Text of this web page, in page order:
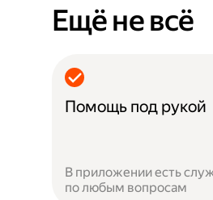
Ещё не всё
Помощь под рукой
В приложении есть
по любым вопросам